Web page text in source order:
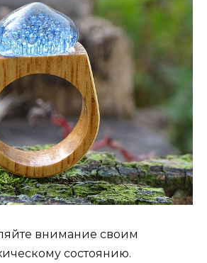
внимание своим
состоянию.